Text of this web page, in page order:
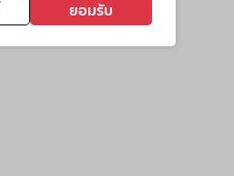
ยอมรับ